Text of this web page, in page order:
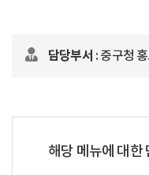
담당부서 : 중구청
해당 메뉴에 대한